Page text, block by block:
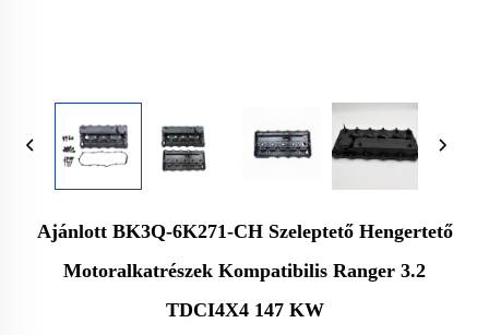
Ajánlott BK3Q-6K271-CH Szeleptető Hengertető
Motoralkatrészek Kompatibilis Ranger 3.2
TDCI4X4 147 KW